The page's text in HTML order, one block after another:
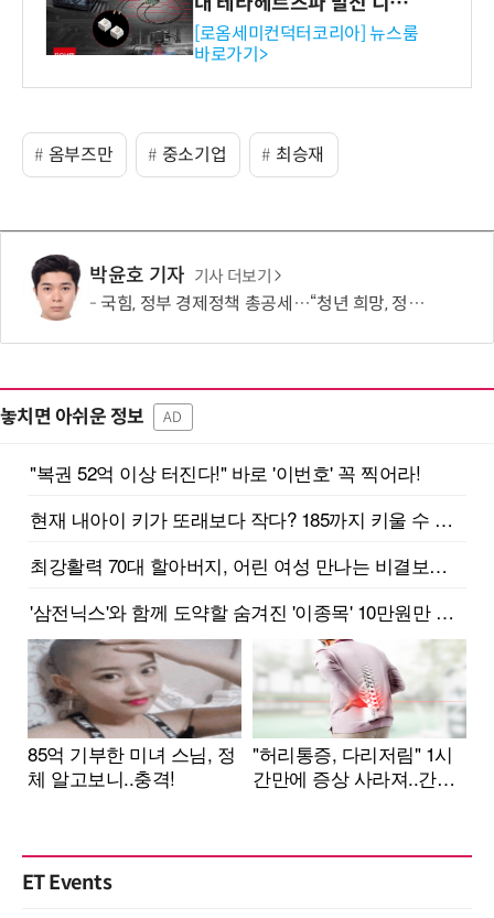
스 개발
[로옴세미컨덕터코리아] 뉴스룸
바로가기>
옴부즈만 중소기업 최승재
박윤호 기자 기사 더보기
국힘, 정부 경제정책 총공세…“청년 희망, 정권교체 외 해답 없어”
놓치면 아쉬운 정보 AD
ET Events